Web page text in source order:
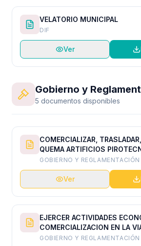
VELATORIO MUNICIPAL
DIF
Ver
Gobierno y
5 documentos disponibles
COMERCIALIZAR,
QUEMA ARTIFICIOS
GOBIERNO Y REGLAMENTACIÓN
Ver
EJERCER ACTIVIDADES
COMERCIALIZACION EN LA
GOBIERNO Y REGLAMENTACIÓN